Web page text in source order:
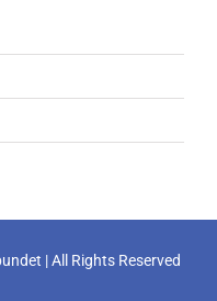
| All Rights Reserved